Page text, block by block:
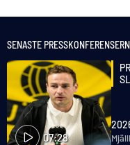
SENASTE
07:28